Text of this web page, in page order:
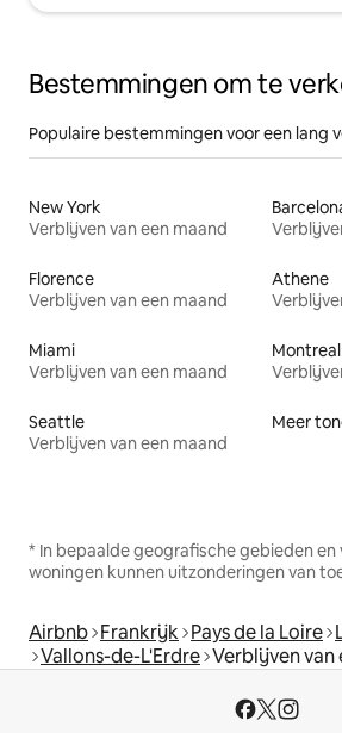
Bestemmingen om te
Populaire bestemmingen voor een lang
New York
Verblijven van een maand
Florence
Verblijven van een maand
Athene
Miami
Verblijven van een maand
Montreal
Seattle
Verblijven van een maand
Meer
* In bepaalde geografische gebieden en
woningen kunnen uitzonderingen van
Airbnb Frankrijk Pays de la Loire
Vallons-de-L'Erdre Verblijven van